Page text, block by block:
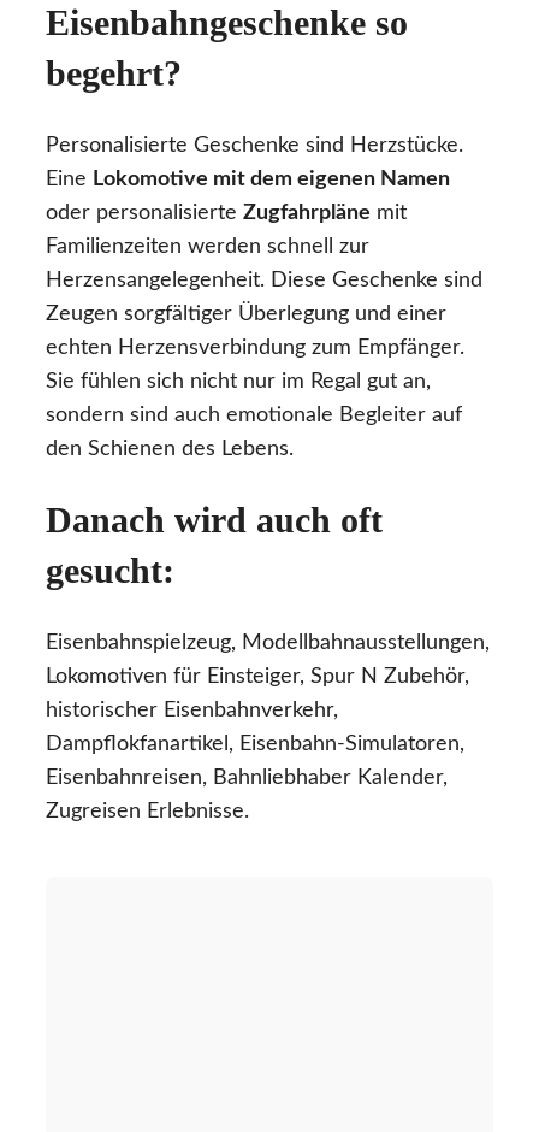
Eisenbahngeschenke so
begehrt?
Personalisierte Geschenke sind Herzstücke.
Eine Lokomotive mit dem eigenen Namen
oder personalisierte Zugfahrpläne mit
Familienzeiten werden schnell zur
Herzensangelegenheit. Diese Geschenke sind
Zeugen sorgfältiger Überlegung und einer
echten Herzensverbindung zum Empfänger.
Sie fühlen sich nicht nur im Regal gut an,
sondern sind auch emotionale Begleiter auf
den Schienen des Lebens.
Danach wird auch oft
gesucht:
Eisenbahnspielzeug, Modellbahnausstellungen,
Lokomotiven für Einsteiger, Spur N Zubehör,
historischer Eisenbahnverkehr,
Dampflokfanartikel, Eisenbahn-Simulatoren,
Eisenbahnreisen, Bahnliebhaber Kalender,
Zugreisen Erlebnisse.